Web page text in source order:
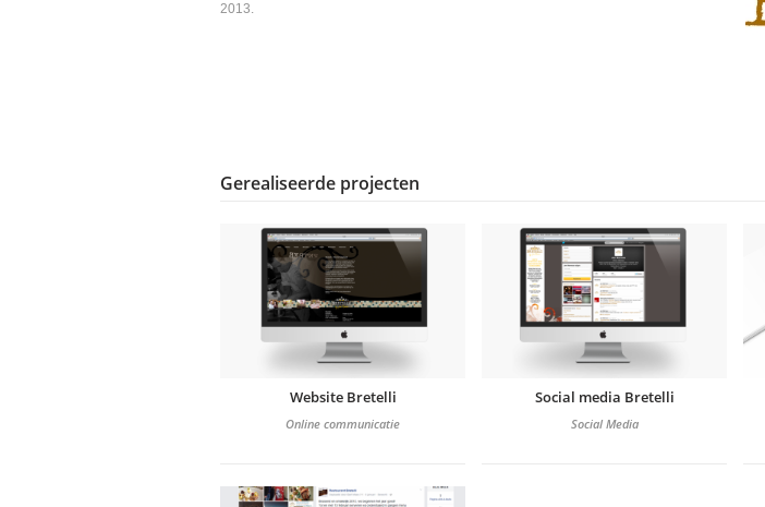
2013.
Gerealiseerde projecten
Website Bretelli
Online communicatie
Social media Bretelli
Social Media